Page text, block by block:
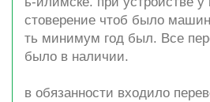
стоверение чтоб было
ть минимум год был. Все
было в наличии.
в обязанности входило